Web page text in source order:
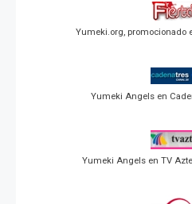
Yumeki.org, promocionado
Yumeki Angels en
Yumeki Angels en TV